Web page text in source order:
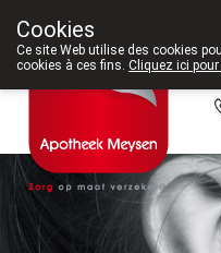
Cookies
Ce site Web utilise des cookies
cookies à ces fins. Cliquez ici